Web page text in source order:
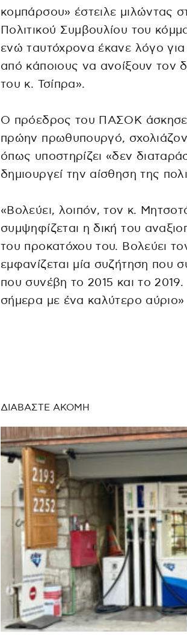
κομπάρσου» έστειλε μιλώντας
Πολιτικού Συμβουλίου του
ενώ ταυτόχρονα έκανε λόγο
από κάποιους να ανοίξουν τον
του κ. Τσίπρα».
Ο πρόεδρος του ΠΑΣΟΚ άσκησε
πρώην πρωθυπουργό,
όπως υποστηρίζει «δεν
δημιουργεί την αίσθηση της
«Βολεύει, λοιπόν, τον κ.
συμψηφίζεται η δική του
του προκατόχου του. Βολεύει
εμφανίζεται μία συζήτηση που
που συνέβη το 2015 και το 2019.
σήμερα με ένα καλύτερο αύριο»
ΔΙΑΒΑΣΤΕ ΑΚΟΜΗ